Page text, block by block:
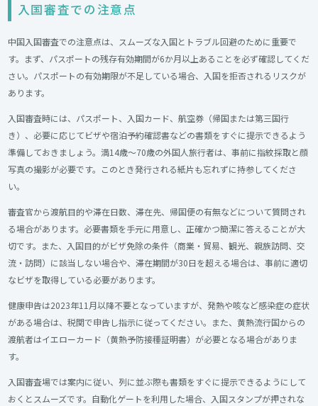
入国審査での注意点
中国入国審査での注意点は、スムーズな入国とトラブル回避のために重要で
す。まず、パスポートの残存有効期間が6か月以上あることを必ず確認してくだ
さい。パスポートの有効期限が不足している場合、入国を拒否されるリスクが
あります。
入国審査時には、パスポート、入国カード、航空券（帰国または第三国行
き）、必要に応じてビザや宿泊予約確認書などの書類をすぐに提示できるよう
準備しておきましょう。満14歳～70歳の外国人旅行者は、事前に指紋採取と顔
写真の撮影が必要です。このとき発行される紙片も忘れずに持参してくださ
い。
審査官から渡航目的や滞在日数、滞在先、帰国便の有無などについて質問され
る場合があります。必要書類を手元に用意し、正確かつ簡潔に答えることが大
切です。また、入国目的がビザ免除の条件（商業・貿易、観光、親族訪問、交
流・訪問）に該当しない場合や、滞在期間が30日を超える場合は、事前に適切
なビザを取得している必要があります。
健康申告は2023年11月以降不要となっていますが、発熱や咳など感染症の症状
がある場合は、税関で申告し指示に従ってください。また、黄熱流行国からの
渡航者はイエローカード（黄熱予防接種証明書）が必要となる場合がありま
す。
入国審査場では案内に従い、列に並ぶ際も書類をすぐに提示できるようにして
おくとスムーズです。自動化ゲートを利用した場合、入国スタンプが押されな